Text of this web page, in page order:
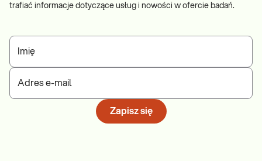
trafiać informacje dotyczące usług i nowości w ofercie badań.
Imię
Adres e-mail
Zapisz się